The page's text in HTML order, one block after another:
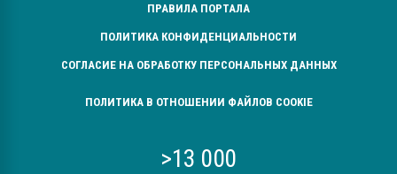
ПРАВИЛА ПОРТАЛА
ПОЛИТИКА КОНФИДЕНЦИАЛЬНОСТИ
СОГЛАСИЕ НА ОБРАБОТКУ ПЕРСОНАЛЬНЫХ ДАННЫХ
ПОЛИТИКА В ОТНОШЕНИИ ФАЙЛОВ COOKIE
>13 000